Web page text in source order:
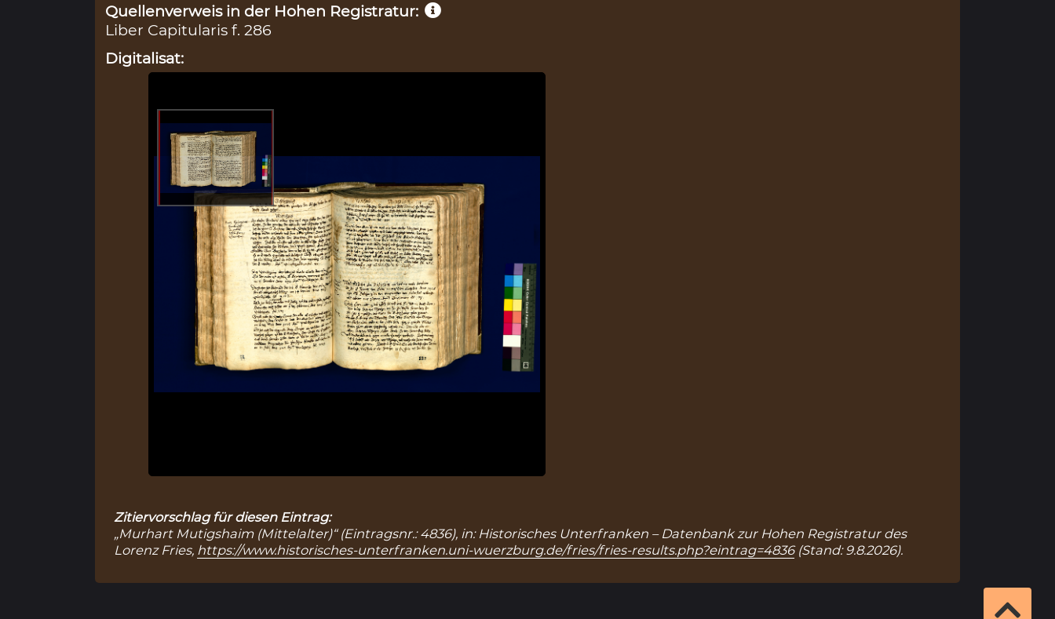
Quellenverweis in der Hohen Registratur:
Liber Capitularis f. 286
Digitalisat:
Zitiervorschlag für diesen Eintrag:
„Murhart Mutigshaim (Mittelalter)“ (Eintragsnr.: 4836), in: Historisches Unterfranken – Datenbank zur Hohen Registratur des
Lorenz Fries, https://www.historisches-unterfranken.uni-wuerzburg.de/fries/fries-results.php?eintrag=4836(Stand: 9.8.2026).